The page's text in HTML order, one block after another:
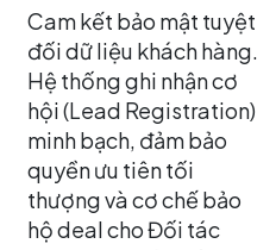
Cam kết bảo mật tuyệt
đối dữ liệu khách hàng.
Hệ thống ghi nhận cơ
hội (Lead Registration)
minh bạch, đảm bảo
quyền ưu tiên tối
thượng và cơ chế bảo
hộ deal cho Đối tác